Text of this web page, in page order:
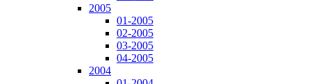
2005
01-2005
02-2005
03-2005
04-2005
2004